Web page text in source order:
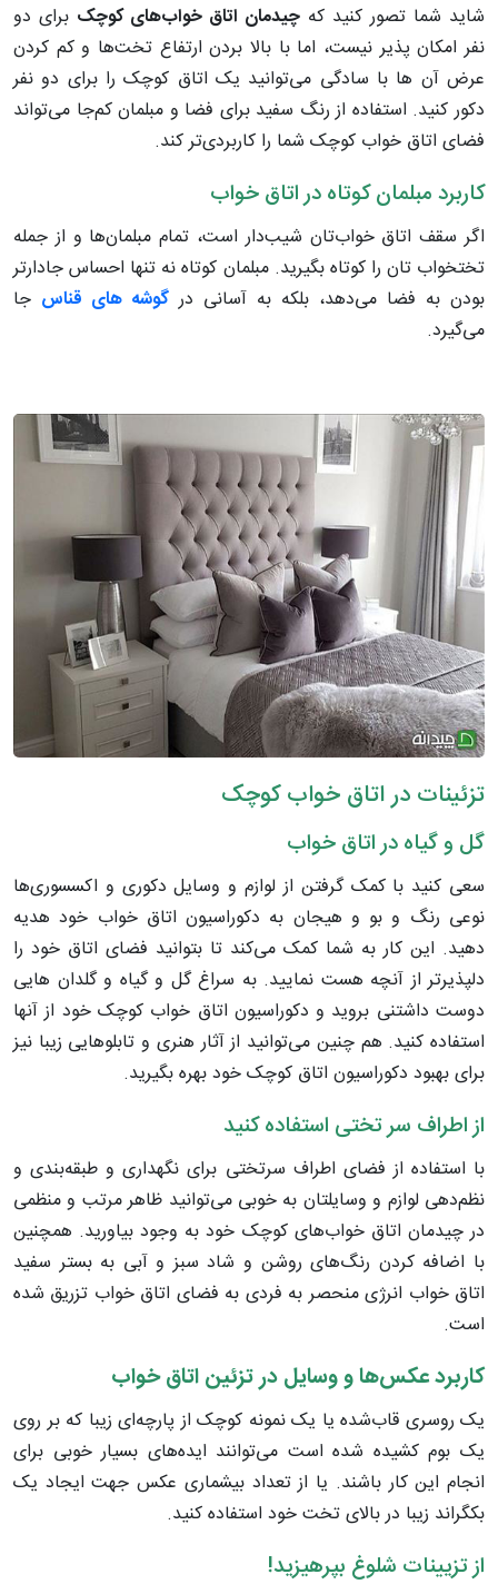
شاید شما تصور کنید که چیدمان اتاق خواب‌های کوچک برای دو
نفر امکان پذیر نیست، اما با بالا بردن ارتفاع تخت‌ها و کم کردن
عرض آن ها با سادگی می‌توانید یک اتاق کوچک را برای دو نفر
دکور کنید. استفاده از رنگ سفید برای فضا و مبلمان کم‌جا می‌تواند
فضای اتاق خواب کوچک شما را کاربردی‌تر کند.
کاربرد مبلمان کوتاه در اتاق خواب
اگر سقف اتاق خواب‌تان شیب‌دار است، تمام مبلمان‌ها و از جمله
تختخواب تان را کوتاه بگیرید. مبلمان کوتاه نه تنها احساس جادار‌تر
بودن به فضا می‌دهد، بلکه به آسانی در گوشه های قناس جا
می‌گیرد.
تزئینات در اتاق خواب کوچک
گل و گیاه در اتاق خواب
سعی کنید با کمک گرفتن از لوازم و وسایل دکوری و اکسسوری‌ها
نوعی رنگ و بو و هیجان به دکوراسیون اتاق خواب خود هدیه
دهید. این کار به شما کمک می‌کند تا بتوانید فضای اتاق خود را
دلپذیرتر از آنچه هست نمایید. به سراغ گل و گیاه و گلدان هایی
دوست داشتنی بروید و دکوراسیون اتاق خواب کوچک خود از آنها
استفاده کنید. هم چنین می‌توانید از آثار هنری و تابلوهایی زیبا نیز
برای بهبود دکوراسیون اتاق کوچک خود بهره بگیرید.
از اطراف سر تختی استفاده کنید
با استفاده از فضای اطراف سرتختی برای نگهداری و طبقه‌بندی و
نظم‌دهی لوازم و وسایلتان به خوبی می‌توانید ظاهر مرتب و منظمی
در چیدمان اتاق خواب‌های کوچک خود به وجود بیاورید. همچنین
با اضافه کردن رنگ‌های روشن و شاد سبز و آبی به بستر سفید
اتاق خواب انرژی منحصر به فردی به فضای اتاق خواب تزریق شده
است.
کاربرد عکس‌ها و وسایل در تزئین اتاق خواب
یک روسری قاب‌شده یا یک نمونه کوچک از پارچه‌ای زیبا که بر روی
یک بوم کشیده شده است می‌توانند ایده‌های بسیار خوبی برای
انجام این کار باشند. یا از تعداد بیشماری عکس جهت ایجاد یک
بکگراند زیبا در بالای تخت خود استفاده کنید.
از تزیینات شلوغ بپرهیزید!